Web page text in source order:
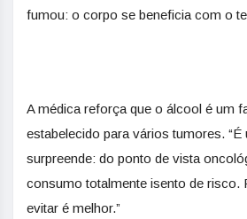
fumou: o corpo se beneficia com o
A médica reforça que o álcool é um
estabelecido para vários tumores. “É
surpreende: do ponto de vista
consumo totalmente isento de risco.
evitar é melhor.”